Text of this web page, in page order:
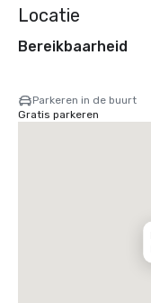
Locatie
Bereikbaarheid
Parkeren in de buurt
Gratis parkeren